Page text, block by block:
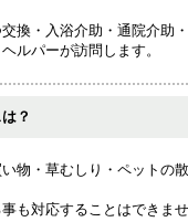
換・入浴介助・通院介助
ルパーが訪問します。
？
物・草むしり・ペットの
も対応することはできま